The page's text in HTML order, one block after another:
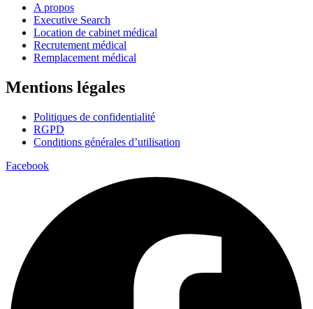
A propos
Executive Search
Location de cabinet médical
Recrutement médical
Remplacement médical
Mentions légales
Politiques de confidentialité
RGPD
Conditions générales d’utilisation
Facebook